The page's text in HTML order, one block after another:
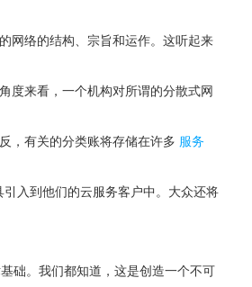
网络的结构、宗旨和运作。这听起来
度来看，一个机构对所谓的分散式网
，有关的分类账将存储在许多 服务
入到他们的云服务客户中。大众还将
础。我们都知道，这是创造一个不可